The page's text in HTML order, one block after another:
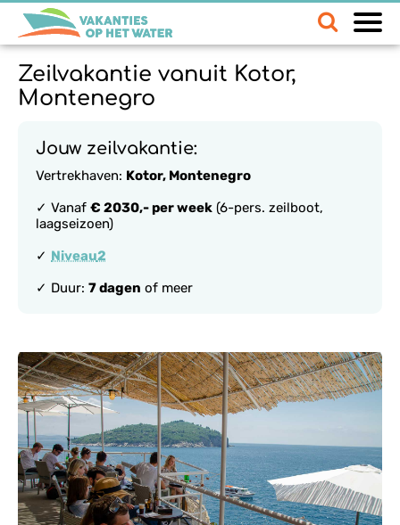
Zeilvakantie vanuit Kotor,
Montenegro
Jouw zeilvakantie:
Vertrekhaven: Kotor, Montenegro
✓ Vanaf € 2030,- per week (6-pers. zeilboot,
laagseizoen)
✓ Niveau2
✓ Duur: 7 dagen of meer